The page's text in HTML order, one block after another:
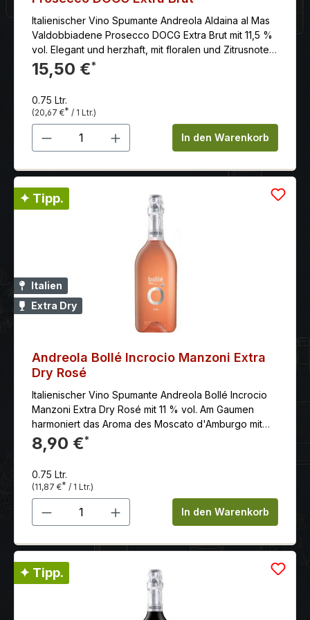
Italienischer Vino Spumante Andreola Aldaina al Mas
Valdobbiadene Prosecco DOCG Extra Brut mit 11,5 %
vol. Elegant und herzhaft, mit floralen und Zitrusnoten,
eignet er sich hervorragend als Aperitif und
harmoniert wunderbar mit Käse, Fisch und
15,50 €*
0.75 Ltr.
(20,67 €* / 1 Ltr.)
Produkt Anzahl: Gib denIn den Warenkorb
✦ Tipp.
Italien
Extra Dry
Andreola Bollé Incrocio Manzoni Extra
Dry Rosé
Italienischer Vino Spumante Andreola Bollé Incrocio
Manzoni Extra Dry Rosé mit 11 % vol. Am Gaumen
harmoniert das Aroma des Moscato d'Amburgo mit
der Frische des Raboso Piave und ergibt einen
anhaltenden, harmonischen Genuss. Hervorragend
8,90 €*
0.75 Ltr.
(11,87 €* / 1 Ltr.)
Produkt Anzahl: Gib denIn den Warenkorb
✦ Tipp.